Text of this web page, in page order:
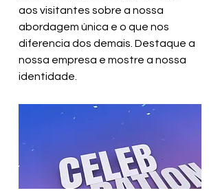
aos visitantes sobre a nossa
abordagem única e o que nos
diferencia dos demais. Destaque a
nossa empresa e mostre a nossa
identidade.